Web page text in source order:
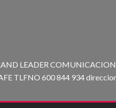
LEADER
TLFNO 600 844 934